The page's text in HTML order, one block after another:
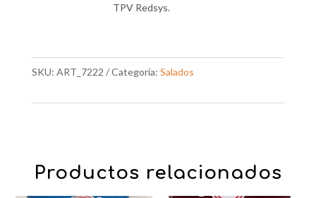
TPV Redsys.
SKU: ART_7222 Categoría: Salados
Productos relacionados